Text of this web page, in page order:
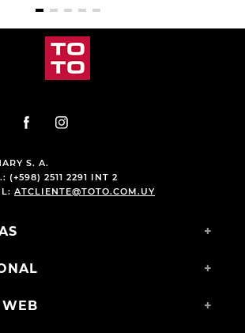
S. A.
(+598) 2511 2291 INT 2
ATCLIENTE@TOTO.COM.UY
+
+
WEB +